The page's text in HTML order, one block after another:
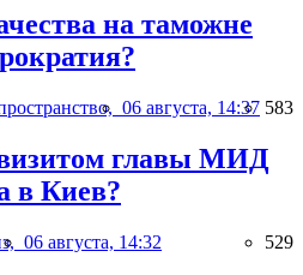
на таможне
06 августа, 14:37 583
визитом главы МИД
в Киев?
06 августа, 14:32 529